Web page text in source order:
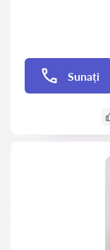
Sunați